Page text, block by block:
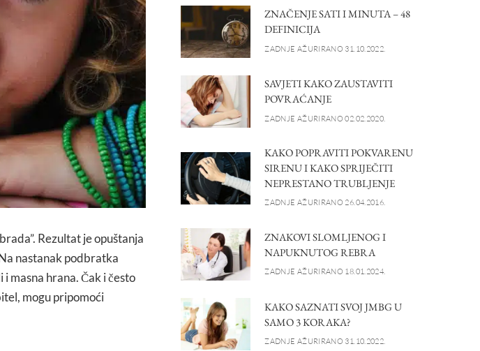
Rezultat je opuštanja
nastanak podbratka
masna hrana. Čak i često
mogu pripomoći
ZNAČENJE SATI I MINUTA – 48
DEFINICIJA
ZADNJE AŽURIRANO 31.10.2022.
SAVJETI KAKO ZAUSTAVITI
POVRAĆANJE
ZADNJE AŽURIRANO 02.02.2020.
KAKO POPRAVITI POKVARENU
SIRENU I KAKO SPRIJEČITI
NEPRESTANO TRUBLJENJE
ZADNJE AŽURIRANO 26.04.2016.
ZNAKOVI SLOMLJENOG I
NAPUKNUTOG REBRA
ZADNJE AŽURIRANO 18.01.2024.
KAKO SAZNATI SVOJ JMBG U
SAMO 3 KORAKA?
ZADNJE AŽURIRANO 31.10.2022.